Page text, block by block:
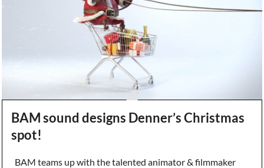
BAM sound designs Denner’s Christmas
spot!
BAM teams up with the talented animator & filmmaker